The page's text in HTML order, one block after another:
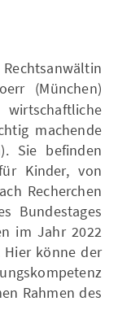
(München)
machende
Sie befinden
Kinder, von
Recherchen
Bundestages
im Jahr 2022
Hier könne der
Rahmen des